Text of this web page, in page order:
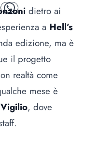
whatsappdietro ai
a Hell’s
edizione, ma è
il progetto
realtà come
mese è
, dove